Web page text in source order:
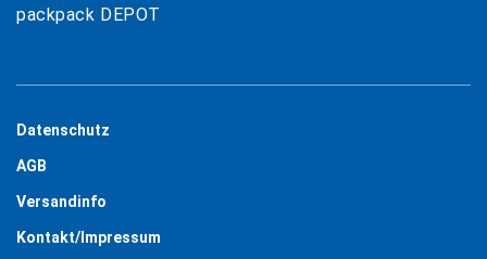
packpack DEPOT
Datenschutz
AGB
Versandinfo
Kontakt/Impressum